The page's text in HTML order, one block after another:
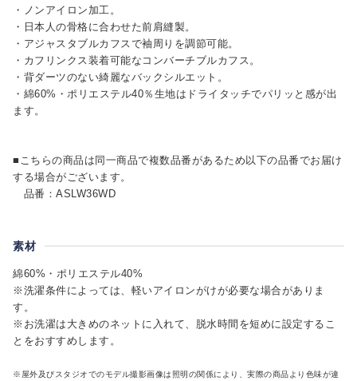
・ノンアイロン加工。
・日本人の骨格に合わせた前肩縫製。
・アジャスタブルカフスで袖周りを調節可能。
・カフリンクス装着可能なコンバーチブルカフス。
・背ダーツのない綺麗なバックシルエット。
・綿60%・ポリエステル40％生地はドライタッチでパリッと感が出
ます。
■こちらの商品は同一商品で複数品番があるため以下の品番でお届け
する場合がございます。
品番：ASLW36WD
素材
綿60%・ポリエステル40%
※洗濯条件によっては、軽いアイロンがけが必要な場合がありま
す。
※お洗濯は大きめのネットに入れて、脱水時間を短めに設定するこ
とをおすすめします。
※屋外及びスタジオでのモデル撮影画像は照明の関係により、実際の商品より色味が違